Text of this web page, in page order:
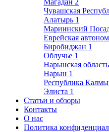
Магадан 2
Чувашская
Алатырь 1
Мариинский
Еврейская
Биробиджан 1
Облучье 1
Нарынская область
Нарын 1
Республика
Элиста 1
Статьи и обзоры
Контакты
О нас
Политика